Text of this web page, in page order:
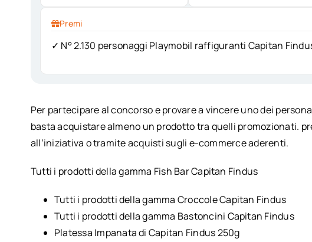
Premi
✓ N° 2.130 personaggi Playmobil raffiguranti Capitan
Per partecipare al concorso e provare a vincere uno dei
basta acquistare almeno un prodotto tra quelli promozionati.
all’iniziativa o tramite acquisti sugli e-commerce aderenti.
Tutti i prodotti della gamma Fish Bar Capitan Findus
Tutti i prodotti della gamma Croccole Capitan Findus
Tutti i prodotti della gamma Bastoncini Capitan Findus
Platessa Impanata di Capitan Findus 250g